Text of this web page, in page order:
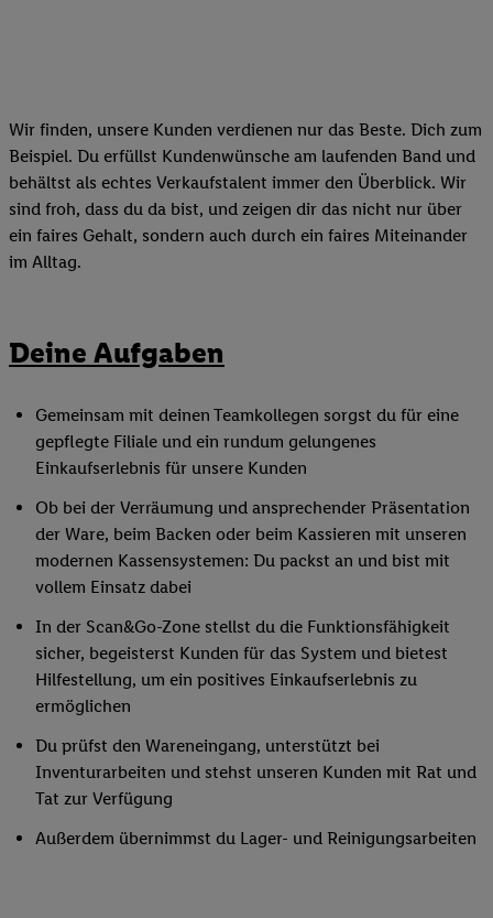
Wir finden, unsere Kunden verdienen nur das Beste. Dich zum
Beispiel. Du erfüllst Kundenwünsche am laufenden Band und
behältst als echtes Verkaufstalent immer den Überblick. Wir
sind froh, dass du da bist, und zeigen dir das nicht nur über
ein faires Gehalt, sondern auch durch ein faires Miteinander
im Alltag.
Deine Aufgaben
Gemeinsam mit deinen Teamkollegen sorgst du für eine
gepflegte Filiale und ein rundum gelungenes
Einkaufserlebnis für unsere Kunden
Ob bei der Verräumung und ansprechender Präsentation
der Ware, beim Backen oder beim Kassieren mit unseren
modernen Kassensystemen: Du packst an und bist mit
vollem Einsatz dabei
In der Scan&Go-Zone stellst du die Funktionsfähigkeit
sicher, begeisterst Kunden für das System und bietest
Hilfestellung, um ein positives Einkaufserlebnis zu
ermöglichen
Du prüfst den Wareneingang, unterstützt bei
Inventurarbeiten und stehst unseren Kunden mit Rat und
Tat zur Verfügung
Außerdem übernimmst du Lager- und Reinigungsarbeiten